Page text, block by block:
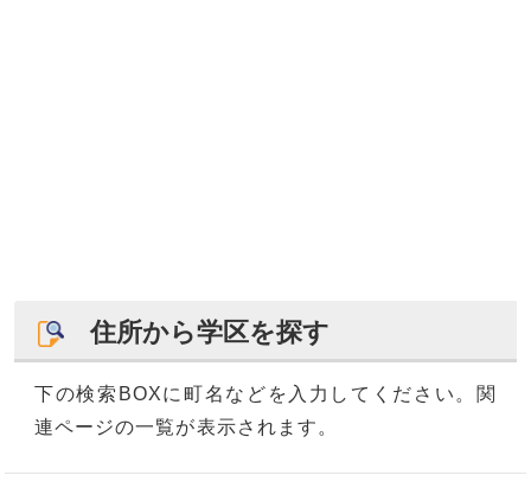
住所から学区を探す
下の検索BOXに町名などを入力してください。関
連ページの一覧が表示されます。